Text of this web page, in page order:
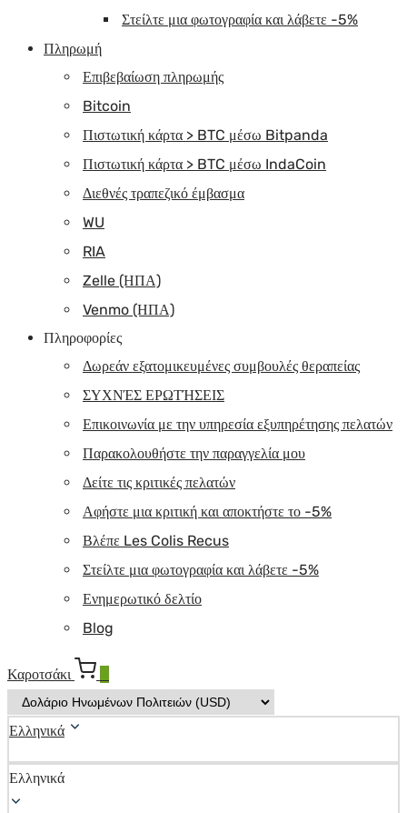
Στείλτε μια φωτογραφία και λάβετε -5%
Πληρωμή
Επιβεβαίωση πληρωμής
Bitcoin
Πιστωτική κάρτα > BTC μέσω Bitpanda
Πιστωτική κάρτα > BTC μέσω IndaCoin
Διεθνές τραπεζικό έμβασμα
WU
RIA
Zelle (ΗΠΑ)
Venmo (ΗΠΑ)
Πληροφορίες
Δωρεάν εξατομικευμένες συμβουλές θεραπείας
ΣΥΧΝΈΣ ΕΡΩΤΉΣΕΙΣ
Επικοινωνία με την υπηρεσία εξυπηρέτησης πελατών
Παρακολουθήστε την παραγγελία μου
Δείτε τις κριτικές πελατών
Αφήστε μια κριτική και αποκτήστε το -5%
Βλέπε Les Colis Recus
Στείλτε μια φωτογραφία και λάβετε -5%
Ενημερωτικό δελτίο
Blog
Καροτσάκι
Ελληνικά
Ελληνικά